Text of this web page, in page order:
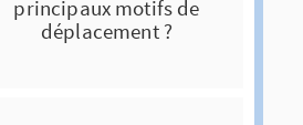
principaux motifs de
déplacement ?